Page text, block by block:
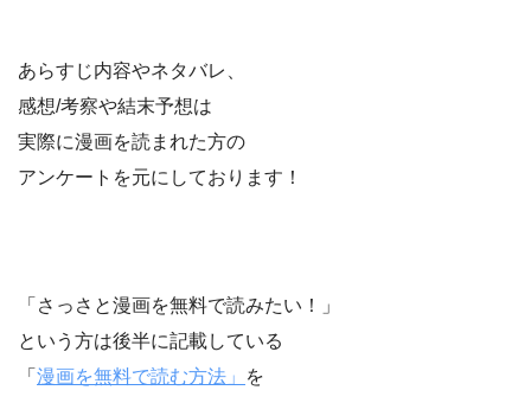
あらすじ内容やネタバレ、
感想/考察や結末予想は
実際に漫画を読まれた方の
アンケートを元にしております！
「さっさと漫画を無料で読みたい！」
という方は後半に記載している
「 漫画を無料で読む方法」
を